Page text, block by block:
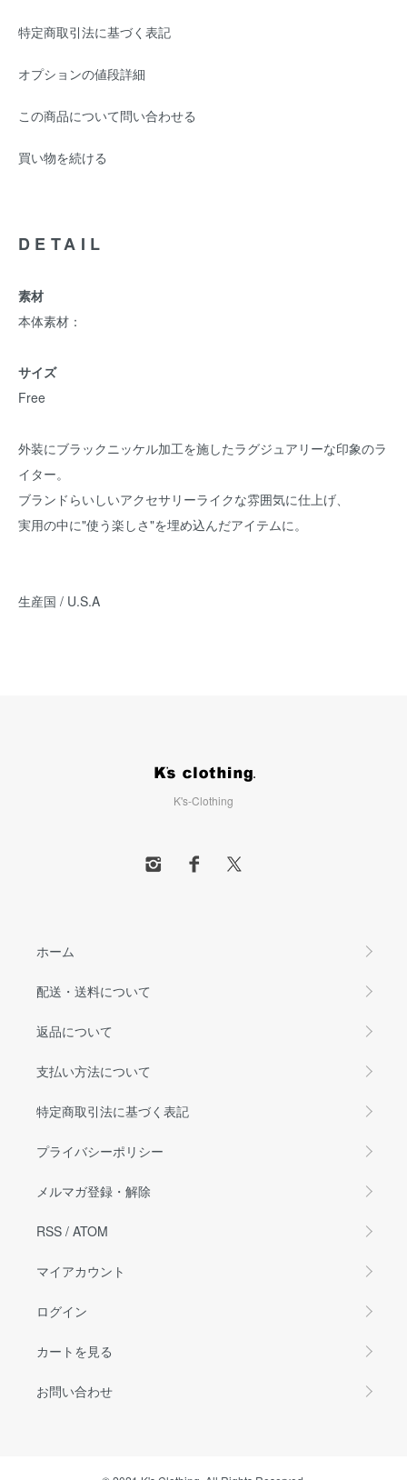
特定商取引法に基づく表記
オプションの値段詳細
この商品について問い合わせる
買い物を続ける
DETAIL
素材
本体素材：
サイズ
Free
外装にブラックニッケル加工を施したラグジュアリーな印象のラ
イター。
ブランドらいしいアクセサリーライクな雰囲気に仕上げ、
実用の中に"使う楽しさ"を埋め込んだアイテムに。
生産国 / U.S.A
K's-Clothing
ホーム
配送・送料について
返品について
支払い方法について
特定商取引法に基づく表記
プライバシーポリシー
メルマガ登録・解除
RSS / ATOM
マイアカウント
ログイン
カートを見る
お問い合わせ